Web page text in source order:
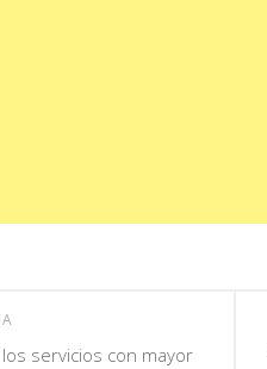
servicios con mayor